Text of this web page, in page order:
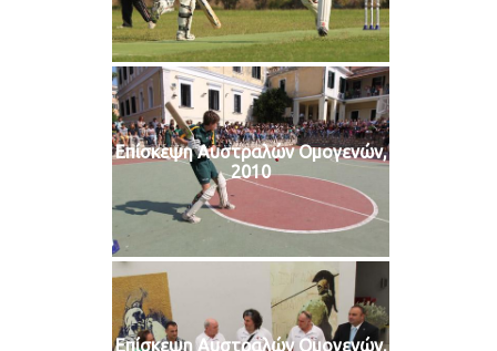
Επίσκεψη Αυστραλών Ομογενών,
2010
Επίσκεψη Αυστραλών Ομογενών,